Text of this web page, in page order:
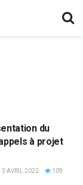
du
à projet
3 AVRIL 2022 109